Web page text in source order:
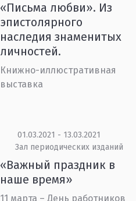
«Письма любви». Из
эпистолярного
наследия знаменитых
личностей.
Книжно-иллюстративная
выставка
01.03.2021 - 13.03.2021
Зал периодических изданий
«Важный праздник в
наше время»
11 марта – День работников